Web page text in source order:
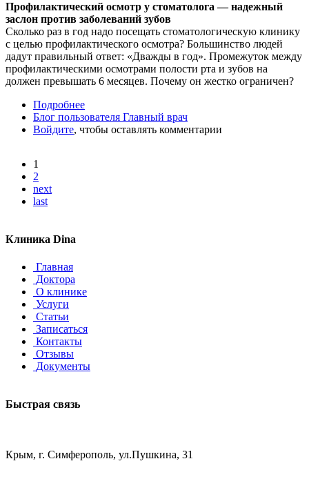
Профилактический осмотр у стоматолога — надежный
заслон против заболеваний зубов
Сколько раз в год надо посещать стоматологическую клинику
с целью профилактического осмотра? Большинство людей
дадут правильный ответ: «Дважды в год». Промежуток между
профилактическими осмотрами полости рта и зубов на
должен превышать 6 месяцев. Почему он жестко ограничен?
Подробнее
надежный заслон против заболеваний зубов
Блог пользователя Главный врач
Войдите, чтобы оставлять комментарии
1
2
next
last
Клиника Dina
Главная
Доктора
О клинике
Услуги
Статьи
Записаться
Контакты
Отзывы
Документы
Быстрая связь
Крым, г. Симферополь, ул.Пушкина, 31